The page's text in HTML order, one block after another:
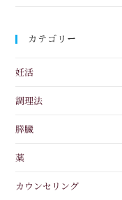
カテゴリー
妊活
調理法
膵臓
薬
カウンセリング